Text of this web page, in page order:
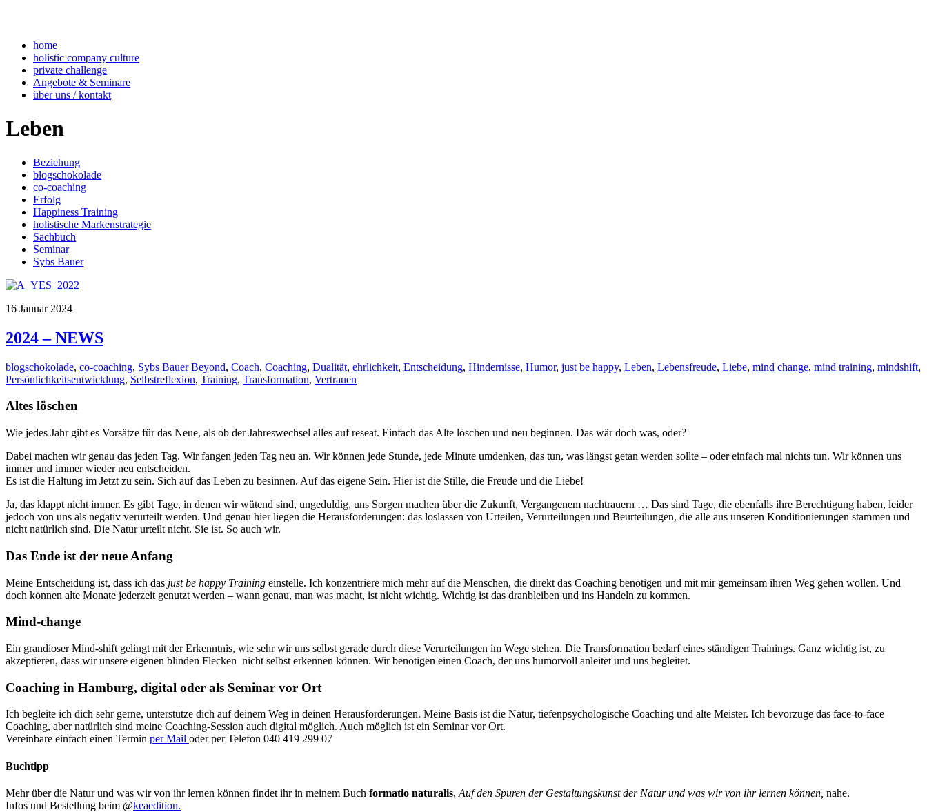
home
holistic company culture
private challenge
Angebote & Seminare
über uns / kontakt
Leben
Beziehung
blogschokolade
co-coaching
Erfolg
Happiness Training
holistische Markenstrategie
Sachbuch
Seminar
Sybs Bauer
16 Januar 2024
2024 – NEWS
blogschokolade, co-coaching, Sybs Bauer Beyond, Coach, Coaching, Dualität, ehrlichkeit, Entscheidung, Hindernisse, Humor, just be happy, Leben, Lebensfreude, Liebe, mind change, mind training, mindshift,
Persönlichkeitsentwicklung, Selbstreflexion, Training, Transformation, Vertrauen
Altes löschen
Wie jedes Jahr gibt es Vorsätze für das Neue, als ob der Jahreswechsel alles auf reseat. Einfach das Alte löschen und neu beginnen. Das wär doch was, oder?
Dabei machen wir genau das jeden Tag. Wir fangen jeden Tag neu an. Wir können jede Stunde, jede Minute umdenken, das tun, was längst getan werden sollte – oder einfach mal nichts tun. Wir können uns
immer und immer wieder neu entscheiden.
Es ist die Haltung im Jetzt zu sein. Sich auf das Leben zu besinnen. Auf das eigene Sein. Hier ist die Stille, die Freude und die Liebe!
Ja, das klappt nicht immer. Es gibt Tage, in denen wir wütend sind, ungeduldig, uns Sorgen machen über die Zukunft, Vergangenem nachtrauern … Das sind Tage, die ebenfalls ihre Berechtigung haben, leider
jedoch von uns als negativ verurteilt werden. Und genau hier liegen die Herausforderungen: das loslassen von Urteilen, Verurteilungen und Beurteilungen, die alle aus unseren Konditionierungen stammen und
nicht natürlich sind. Die Natur urteilt nicht. Sie ist. So auch wir.
Das Ende ist der neue Anfang
Meine Entscheidung ist, dass ich das just be happy Training einstelle. Ich konzentriere mich mehr auf die Menschen, die direkt das Coaching benötigen und mit mir gemeinsam ihren Weg gehen wollen. Und
doch können alte Monate jederzeit genutzt werden – wann genau, man was macht, ist nicht wichtig. Wichtig ist das dranbleiben und ins Handeln zu kommen.
Mind-change
Ein grandioser Mind-shift gelingt mit der Erkenntnis, wie sehr wir uns selbst gerade durch diese Verurteilungen im Wege stehen. Die Transformation bedarf eines ständigen Trainings. Ganz wichtig ist, zu
akzeptieren, dass wir unsere eigenen blinden Flecken nicht selbst erkennen können. Wir benötigen einen Coach, der uns humorvoll anleitet und uns begleitet.
Coaching in Hamburg, digital oder als Seminar vor Ort
Ich begleite ich dich sehr gerne, unterstütze dich auf deinem Weg in deinen Herausforderungen. Meine Basis ist die Natur, tiefenpsychologische Coaching und alte Meister. Ich bevorzuge das face-to-face
Coaching, aber natürlich sind meine Coaching-Session auch digital möglich. Auch möglich ist ein Seminar vor Ort.
Vereinbare einfach einen Termin per Mail oder per Telefon 040 419 299 07
Buchtipp
Mehr über die Natur und was wir von ihr lernen können findet ihr in meinem Buch formatio naturalis, Auf den Spuren der Gestaltungskunst der Natur und was wir von ihr lernen können, nahe.
Infos und Bestellung beim @keaedition.